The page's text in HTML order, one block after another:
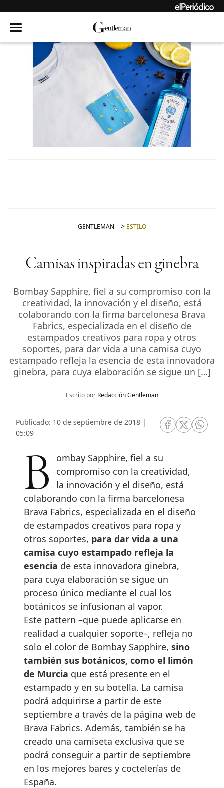
GENTLEMAN - ESTILO
Camisas inspiradas en ginebra
Bombay Sapphire, fiel a su compromiso con la
creatividad, la innovación y el diseño, está
colaborando con la firma barcelonesa Brava
Fabrics, especializada en el diseño de
estampados creativos para ropa y otros
soportes, para dar vida a una camisa cuyo
estampado refleja la esencia de esta innovadora
ginebra, para cuya elaboración se sigue un […]
Escrito por Redacción Gentleman
Publicado: 10 de septiembre de 2018 |
05:09
RRSS Facebook
RRSSRRSS
Bombay Sapphire, fiel a su
compromiso con la creatividad,
la innovación y el diseño, está
colaborando con la firma barcelonesa
Brava Fabrics, especializada en el diseño
de estampados creativos para ropa y
otros soportes, para dar vida a una
camisa cuyo estampado refleja la
esencia de esta innovadora ginebra,
para cuya elaboración se sigue un
proceso único mediante el cual los
botánicos se infusionan al vapor.
Este pattern –que puede aplicarse en
realidad a cualquier soporte–, refleja no
solo el color de Bombay Sapphire, sino
también sus botánicos, como el limón
de Murcia que está presente en el
estampado y en su botella. La camisa
podrá adquirirse a partir de este
septiembre a través de la página web de
Brava Fabrics. Además, también se ha
creado una camiseta exclusiva que se
podrá conseguir a partir de septiembre
en los mejores bares y coctelerías de
España.